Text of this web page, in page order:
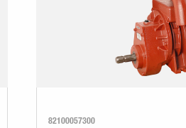
82100057300